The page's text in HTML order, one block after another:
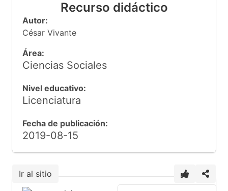
Recurso didáctico
Autor:
César Vivante
Área:
Ciencias Sociales
Nivel educativo:
Licenciatura
Fecha de publicación:
2019-08-15
Ir al sitio